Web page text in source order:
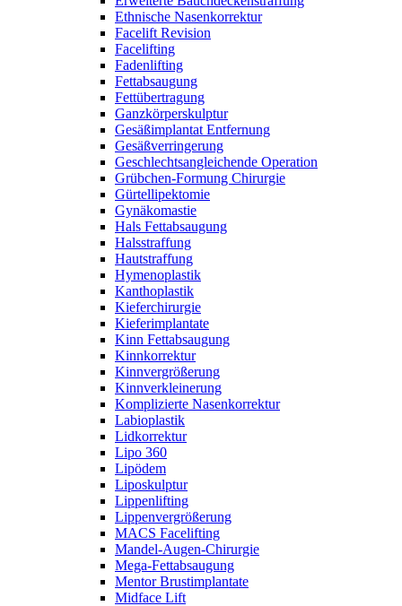
Ethnische Nasenkorrektur
Facelift Revision
Facelifting
Fadenlifting
Fettabsaugung
Fettübertragung
Ganzkörperskulptur
Gesäßimplantat Entfernung
Gesäßverringerung
Geschlechtsangleichende Operation
Grübchen-Formung Chirurgie
Gürtellipektomie
Gynäkomastie
Hals Fettabsaugung
Halsstraffung
Hautstraffung
Hymenoplastik
Kanthoplastik
Kieferchirurgie
Kieferimplantate
Kinn Fettabsaugung
Kinnkorrektur
Kinnvergrößerung
Kinnverkleinerung
Komplizierte Nasenkorrektur
Labioplastik
Lidkorrektur
Lipo 360
Lipödem
Liposkulptur
Lippenlifting
Lippenvergrößerung
MACS Facelifting
Mandel-Augen-Chirurgie
Mega-Fettabsaugung
Mentor Brustimplantate
Midface Lift